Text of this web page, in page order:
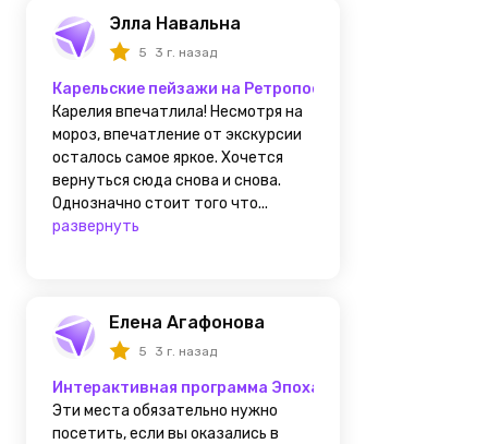
Элла Навальна
5 3 г. назад
Карельские пейзажи на Ретропоезде
Карелия впечатлила! Несмотря на
мороз, впечатление от экскурсии
осталось самое яркое. Хочется
вернуться сюда снова и снова.
Однозначно стоит того что...
развернуть
Елена Агафонова
5 3 г. назад
Интерактивная программа Эпоха викингов
Эти места обязательно нужно
посетить, если вы оказались в